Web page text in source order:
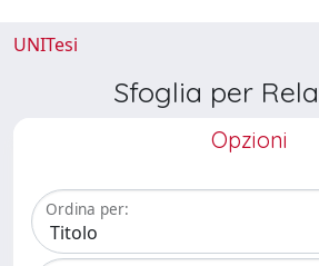
UNITesi
Sfoglia per
Opzioni
Ordina per: